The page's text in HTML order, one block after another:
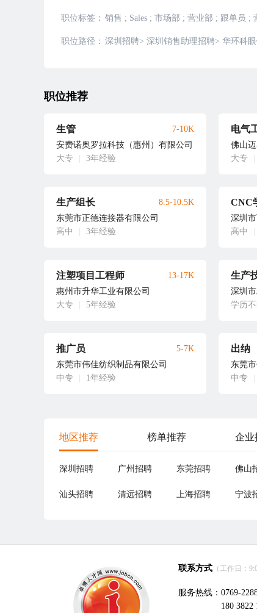
职位标签： 销售 ; Sales ; 市场部 ; 营业部 ; 跟单员 ;
职位路径： 深圳招聘> 深圳销售助理招聘> 华环科
职位推荐
生管
安费诺奥罗拉科技（惠州）有限公司
大专
3年经验
7-10K 电气
佛山
大专
生产组长
东莞市正德连接器有限公司
高中
3年经验
8.5-10.5K CNC
深圳
高中
注塑项目工程师
惠州市升华工业有限公司
大专
5年经验
13-17K 生产
深圳
学历不
推广员
东莞市伟佳纺织制品有限公司
中专
1年经验
5-7K 出纳
东莞
中专
地区推荐 榜单推荐 企业
深圳招聘 广州招聘 东莞招聘 佛山
汕头招聘 清远招聘 上海招聘 宁波
联系方式 （工作日：
服务热线：0769-
180 3822